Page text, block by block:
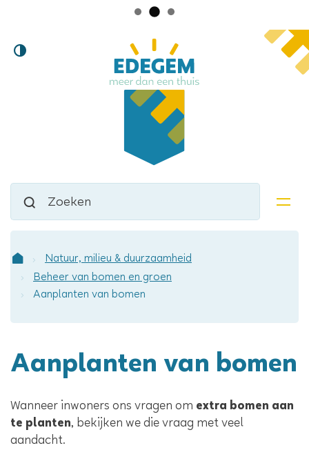
Naar
inhoud
Hoog
Lokaal
kunnen
helpen?
Zoeken
Startpagina
Natuur, milieu & duurzaamheid
Beheer van bomen en groen
Aanplanten van bomen
Aanplanten van bomen
Wanneer inwoners ons vragen om extra bomen aan
te planten, bekijken we die vraag met veel
aandacht.